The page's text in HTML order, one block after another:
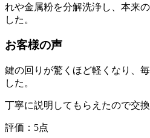
れや金属粉を分解洗浄し、本来
した。
お客様の声
鍵の回りが驚くほど軽くなり、
した。
丁寧に説明してもらえたので交
評価： 5点